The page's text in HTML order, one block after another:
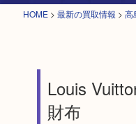
HOME > 最新の買取情報 > 高
Louis
財布